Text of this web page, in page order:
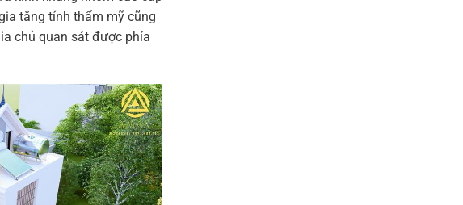
tăng tính thẩm mỹ cũng
chủ quan sát được phía